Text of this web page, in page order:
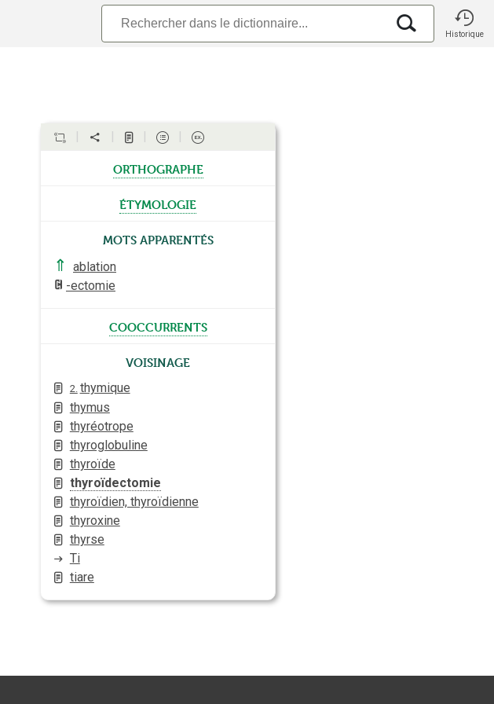
Historique
orthographe
étymologie
Mots apparentés
⇑
ablation
-ectomie
cooccurrents
Voisinage
2. thymique
thymus
thyréotrope
thyroglobuline
thyroïde
thyroïdectomie
thyroïdien, thyroïdienne
thyroxine
thyrse
Ti
tiare